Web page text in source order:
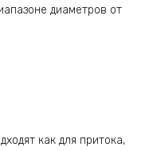
диаметров от
как для притока,